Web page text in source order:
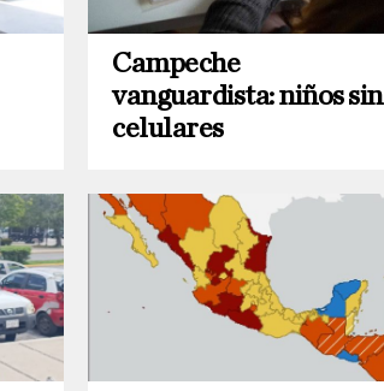
Campeche
vanguardista: niños sin
celulares